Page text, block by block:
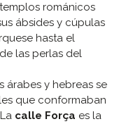
románicos
ábsides y cúpulas
hasta el
las perlas del
árabes y hebreas se
que conformaban
calle Força es la